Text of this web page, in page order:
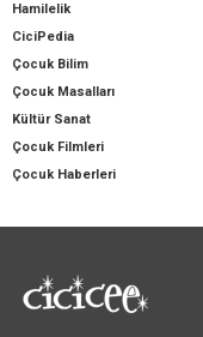
Hamilelik
CiciPedia
Çocuk Bilim
Çocuk Masalları
Kültür Sanat
Çocuk Filmleri
Çocuk Haberleri